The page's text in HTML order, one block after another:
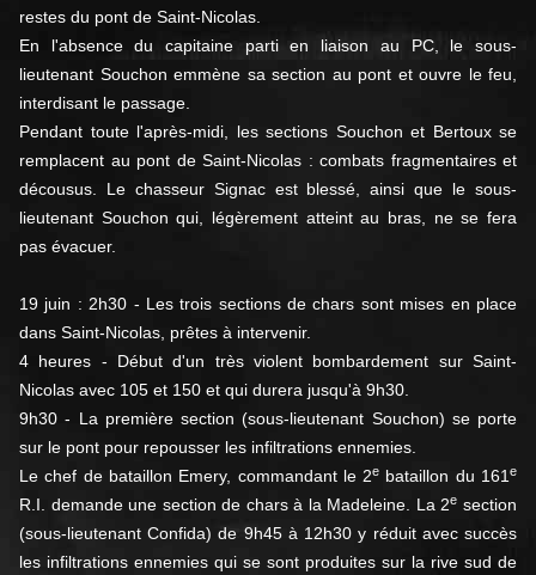
restes du pont de Saint-Nicolas.
En l'absence du capitaine parti en liaison au PC, le sous-
lieutenant Souchon emmène sa section au pont et ouvre le feu,
interdisant le passage.
Pendant toute l'après-midi, les sections Souchon et Bertoux se
remplacent au pont de Saint-Nicolas : combats fragmentaires et
décousus. Le chasseur Signac est blessé, ainsi que le sous-
lieutenant Souchon qui, légèrement atteint au bras, ne se fera
pas évacuer.
19 juin : 2h30 - Les trois sections de chars sont mises en place
dans Saint-Nicolas, prêtes à intervenir.
4 heures - Début d'un très violent bombardement sur Saint-
Nicolas avec 105 et 150 et qui durera jusqu'à 9h30.
9h30 - La première section (sous-lieutenant Souchon) se porte
sur le pont pour repousser les infiltrations ennemies.
Le chef de bataillon Emery, commandant le 2e bataillon du 161e
R.I. demande une section de chars à la Madeleine. La 2e section
(sous-lieutenant Confida) de 9h45 à 12h30 y réduit avec succès
les infiltrations ennemies qui se sont produites sur la rive sud de